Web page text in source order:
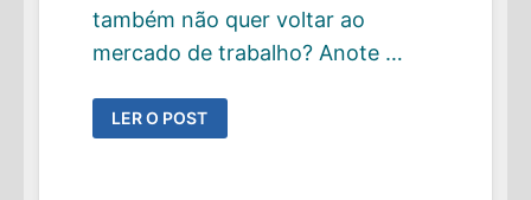
também não quer voltar ao
mercado de trabalho? Anote …
GUEST
POST:
COMO
LER O POST